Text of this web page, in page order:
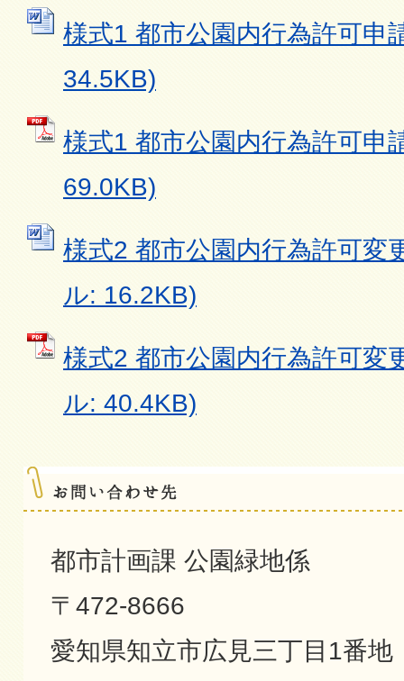
様式1 都市公園内行為許可申
34.5KB)
様式1 都市公園内行為許可申
69.0KB)
様式2 都市公園内行為許可変
ル: 16.2KB)
様式2 都市公園内行為許可変
ル: 40.4KB)
都市計画課 公園緑地係
〒472-8666
愛知県知立市広見三丁目1番地